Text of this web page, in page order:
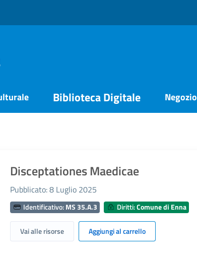
Biblioteca Digitale Negozio
Disceptationes Maedicae
Pubblicato: 8 Luglio 2025
Identificativo:MS 35.A.3 Diritti:Comune di Enna
Vai alle risorse Aggiungi al carrello